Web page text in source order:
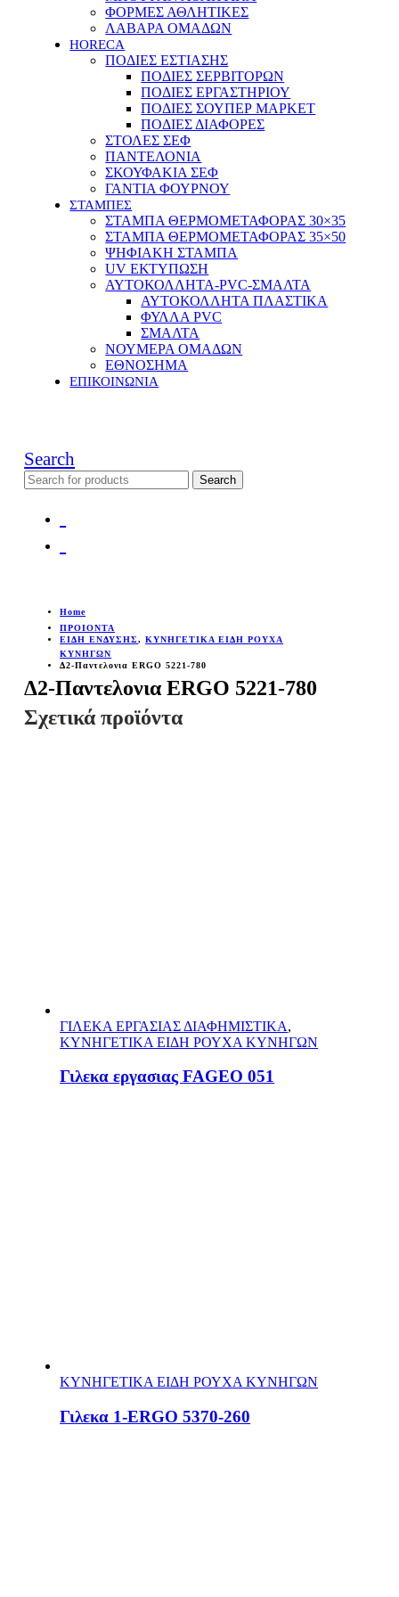
ΦΟΡΜΕΣ ΑΘΛΗΤΙΚΕΣ
ΛΑΒΑΡΑ ΟΜΑΔΩΝ
HORECA
ΠΟΔΙΕΣ ΕΣΤΙΑΣΗΣ
ΠΟΔΙΕΣ ΣΕΡΒΙΤΟΡΩΝ
ΠΟΔΙΕΣ ΕΡΓΑΣΤΗΡΙΟΥ
ΠΟΔΙΕΣ ΣΟΥΠΕΡ ΜΑΡΚΕΤ
ΠΟΔΙΕΣ ΔΙΑΦΟΡΕΣ
ΣΤΟΛΕΣ ΣΕΦ
ΠΑΝΤΕΛΟΝΙΑ
ΣΚΟΥΦΑΚΙΑ ΣΕΦ
ΓΑΝΤΙΑ ΦΟΥΡΝΟΥ
ΣΤΑΜΠΕΣ
ΣΤΑΜΠΑ ΘΕΡΜΟΜΕΤΑΦΟΡΑΣ 30×35
ΣΤΑΜΠΑ ΘΕΡΜΟΜΕΤΑΦΟΡΑΣ 35×50
ΨΗΦΙΑΚΗ ΣΤΑΜΠΑ
UV ΕΚΤΥΠΩΣΗ
ΑΥΤΟΚΟΛΛΗΤΑ-PVC-ΣΜΑΛΤΑ
ΑΥΤΟΚΟΛΛΗΤΑ ΠΛΑΣΤΙΚΑ
ΦΥΛΛΑ PVC
ΣΜΑΛΤΑ
ΝΟΥΜΕΡΑ ΟΜΑΔΩΝ
ΕΘΝΟΣΗΜΑ
ΕΠΙΚΟΙΝΩΝΙΑ
Search
Search
for:
Home
ΠΡΟΙΟΝΤΑ
ΕΙΔΗ ΕΝΔΥΣΗΣ,ΚΥΝΗΓΕΤΙΚΑ ΕΙΔΗ ΡΟΥΧΑ
ΚΥΝΗΓΩΝ
Δ2-Παντελονια ERGO 5221-780
Δ2-Παντελονια ERGO 5221-780
Σχετικά προϊόντα
ΓΙΛΕΚΑ ΕΡΓΑΣΙΑΣ ΔΙΑΦΗΜΙΣΤΙΚΑ,
ΚΥΝΗΓΕΤΙΚΑ ΕΙΔΗ ΡΟΥΧΑ ΚΥΝΗΓΩΝ
Γιλεκα εργασιας FAGEO 051
ΚΥΝΗΓΕΤΙΚΑ ΕΙΔΗ ΡΟΥΧΑ ΚΥΝΗΓΩΝ
Γιλεκα 1-ERGO 5370-260